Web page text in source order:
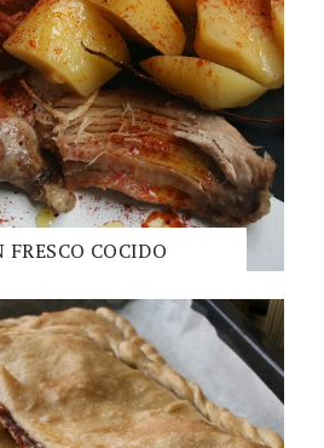
FRESCO COCIDO